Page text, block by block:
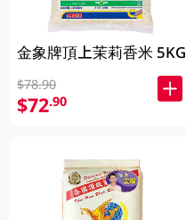
金象牌頂上茉莉香米 5KG
$78.90
$72.90